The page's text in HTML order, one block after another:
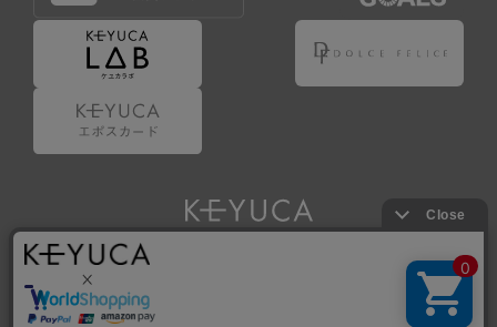
4.会員登録が取り消された場合においても、当該会員は、
弊社とのお取引等により既に発生した支払義務等の取引上
の義務および本規約上の義務の履行責任を免れないものと
します。
5.仮登録とは、ケユカが提供するアプリ等でサービスを利
用するための簡易的な会員登録（以下「仮登録」といいま
6.仮登録をすることで、第9条のポイント付与を受けるこ
とができます。
7.仮登録状態はポイントの利用は行えず、第3条1項の通り
に登録完了することでポイント利用が行えるようになりま
す。
Copyright © KAWAJUN Co., Ltd. All Rights Reserved.